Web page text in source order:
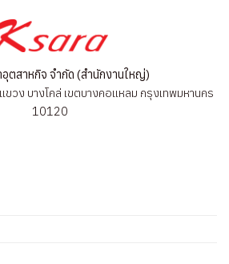
ตสาหกิจ จำกัด (สำนักงานใหญ่)
วง บางโคล่ เขตบางคอแหลม กรุงเทพมหานคร
10120